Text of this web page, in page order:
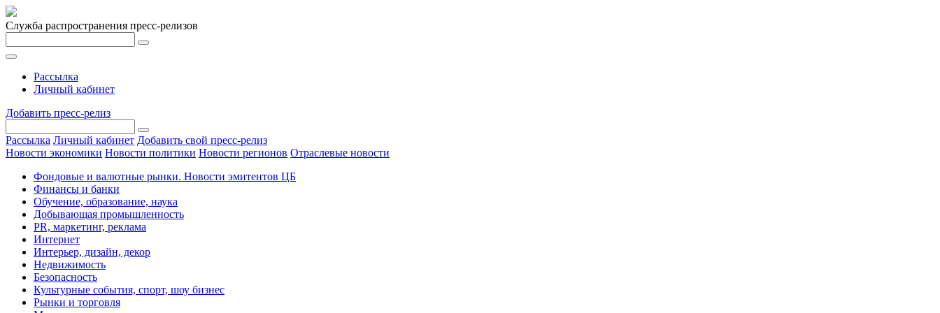
Служба распространения пресс-релизов
Рассылка
Личный кабинет
Добавить пресс-релиз
Рассылка Личный кабинет Добавить свой пресс-релиз
Новости экономики Новости политики Новости регионов Отраслевые новости
Фондовые и валютные рынки. Новости эмитентов ЦБ
Финансы и банки
Обучение, образование, наука
Добывающая промышленность
PR, маркетинг, реклама
Интернет
Интерьер, дизайн, декор
Недвижимость
Безопасность
Культурные события, спорт, шоу бизнес
Рынки и торговля